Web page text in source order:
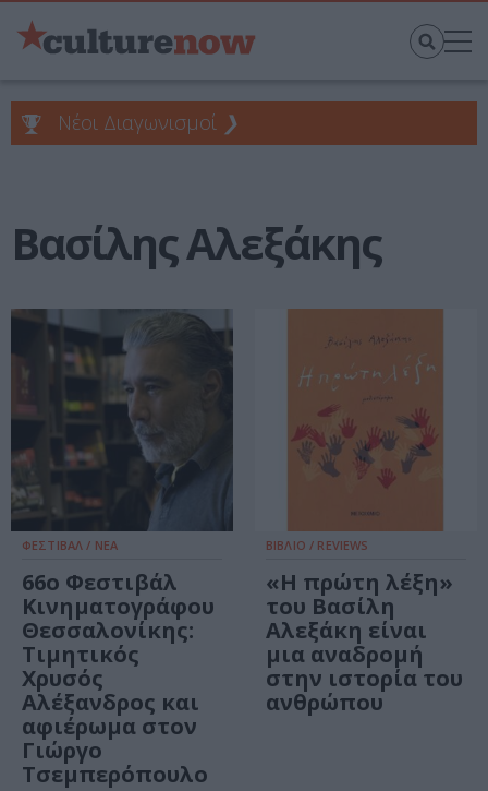
Νέοι Διαγωνισμοί ❯
Βασίλης Αλεξάκης
ΦΕΣΤΙΒΑΛ / ΝΕΑ
66o Φεστιβάλ
Κινηματογράφου
Θεσσαλονίκης:
Τιμητικός
Χρυσός
Αλέξανδρος και
αφιέρωμα στον
Γιώργο
Τσεμπερόπουλο
ΒΙΒΛΙΟ / REVIEWS
«Η πρώτη λέξη»
του Βασίλη
Αλεξάκη είναι
μια αναδρομή
στην ιστορία του
ανθρώπου